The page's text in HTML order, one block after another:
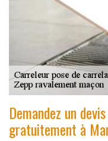
Demandez un
gratuitement à